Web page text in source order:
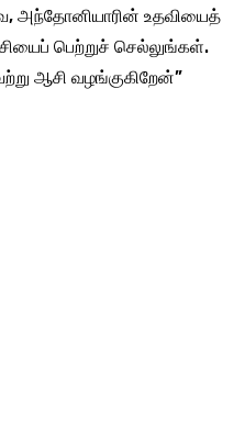
அந்தோனியாரின் உதவியைத்
பெற்றுச் செல்லுங்கள்.
ஆசி வழங்குகிறேன்”